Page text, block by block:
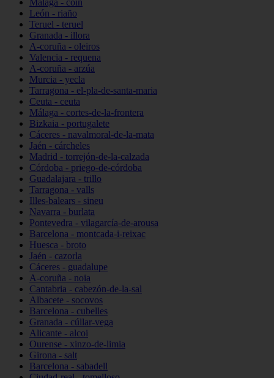
Málaga - coín
León - riaño
Teruel - teruel
Granada - illora
A-coruña - oleiros
Valencia - requena
A-coruña - arzúa
Murcia - yecla
Tarragona - el-pla-de-santa-maria
Ceuta - ceuta
Málaga - cortes-de-la-frontera
Bizkaia - portugalete
Cáceres - navalmoral-de-la-mata
Jaén - cárcheles
Madrid - torrejón-de-la-calzada
Córdoba - priego-de-córdoba
Guadalajara - trillo
Tarragona - valls
Illes-balears - sineu
Navarra - burlata
Pontevedra - vilagarcía-de-arousa
Barcelona - montcada-i-reixac
Huesca - broto
Jaén - cazorla
Cáceres - guadalupe
A-coruña - noia
Cantabria - cabezón-de-la-sal
Albacete - socovos
Barcelona - cubelles
Granada - cúllar-vega
Alicante - alcoi
Ourense - xinzo-de-limia
Girona - salt
Barcelona - sabadell